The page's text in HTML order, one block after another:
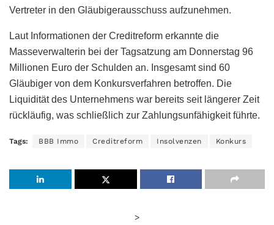
Vertreter in den Gläubigerausschuss aufzunehmen.
Laut Informationen der Creditreform erkannte die
Masseverwalterin bei der Tagsatzung am Donnerstag 96
Millionen Euro der Schulden an. Insgesamt sind 60
Gläubiger von dem Konkursverfahren betroffen. Die
Liquidität des Unternehmens war bereits seit längerer Zeit
rückläufig, was schließlich zur Zahlungsunfähigkeit führte.
Tags: BBB Immo Creditreform Insolvenzen Konkurs
>